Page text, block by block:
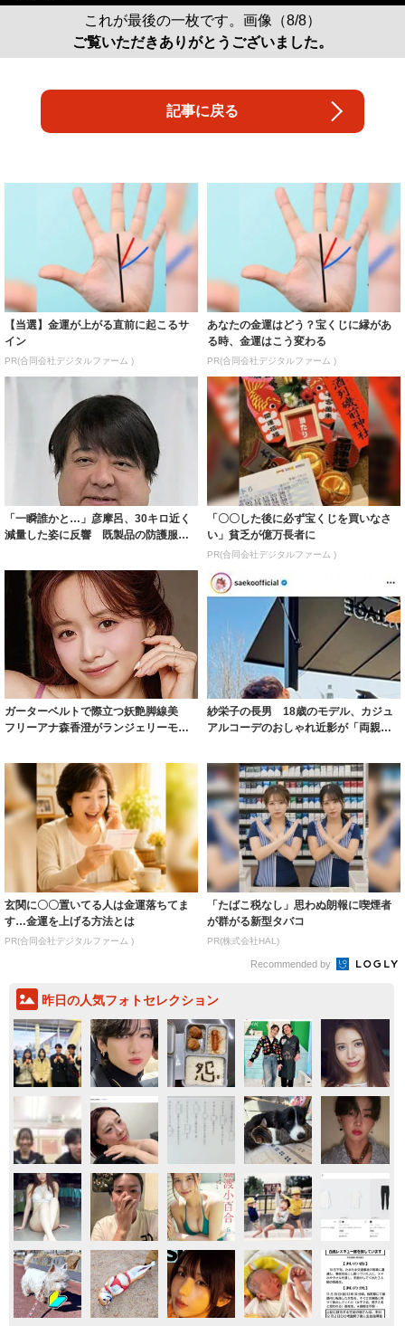
これが最後の一枚です。画像（8/8）
ご覧いただきありがとうございました。
記事に戻る
【当選】金運が上がる直前に起こるサ
イン
PR(合同会社デジタルファーム )
あなたの金運はどう？宝くじに縁があ
る時、金運はこう変わる
PR(合同会社デジタルファーム )
「一瞬誰かと…」彦摩呂、30キロ近く
減量した姿に反響 既製品の防護服が
「〇〇した後に必ず宝くじを買いなさ
い」貧乏が億万長者に
PR(合同会社デジタルファーム )
ガーターベルトで際立つ妖艶脚線美
フリーアナ森香澄がランジェリーモデ
紗栄子の長男 18歳のモデル、カジュ
アルコーデのおしゃれ近影が「両親の
玄関に〇〇置いてる人は金運落ちてま
す…金運を上げる方法とは
PR(合同会社デジタルファーム )
「たばこ税なし」思わぬ朗報に喫煙者
が群がる新型タバコ
PR(株式会社HAL)
Recommended by
昨日の人気フォトセレクション